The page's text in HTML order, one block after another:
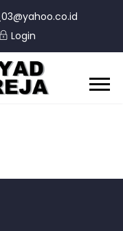
Login